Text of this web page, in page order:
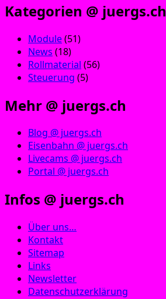
Kategorien @ juergs.ch
Module(51)
News (18)
Rollmaterial (56)
Steuerung (5)
Mehr @ juergs.ch
Blog @ juergs.ch
Eisenbahn @ juergs.ch
Livecams @ juergs.ch
Portal @ juergs.ch
Infos @ juergs.ch
Über uns…
Kontakt
Sitemap
Links
Newsletter
Datenschutzerklärung